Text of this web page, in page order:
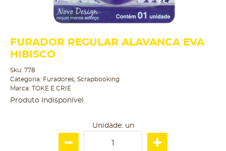
FURADOR REGULAR ALAVANCA EVA
HIBISCO
Sku: 778
Categoria: Furadores Scrapbooking
Marca: TOKE E CRIE
Produto Indisponível
Unidade: un